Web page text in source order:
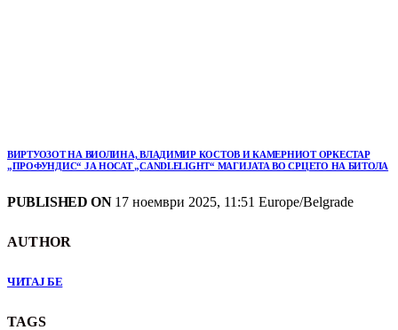
ВИРТУОЗОТ НА ВИОЛИНА, ВЛАДИМИР КОСТОВ И КАМЕРНИОТ ОРКЕСТАР
„ПРОФУНДИС“ ЈА НОСАТ „CANDLELIGHT“ МАГИЈАТА ВО СРЦЕТО НА БИТОЛА
PUBLISHED ON17 ноември 2025, 11:51 Europe/Belgrade
AUTHOR
ЧИТАЈ БЕ
TAGS